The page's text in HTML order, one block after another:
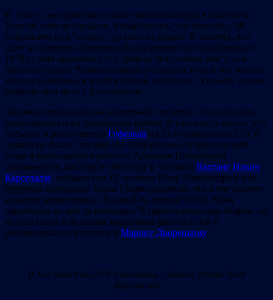
В 1984 г., уже работая в штабе чемпиона мира, я напомнил
Толе об этих материалах, и выяснилось, что первый, с 30
новинками под “злодея”, до него не дошёл. Я заметил, что
одну из новинок применил Полугаевский на Спартакиаде в
1979 г., хотя шахматист его уровня, безусловно, мог и сам
найти эту идею. Чемпиона мира это задело, и он в тот момент
захотел разобраться в детективной ситуации с утечкой, однако
впереди был матч с Каспаровым.
Завоевав признание как известный теоретик, стал получать
приглашения и на тренерскую работу. Я уже как-то писал, что
побывал в роли тренера Гуфельда на 33-м чемпионате CCCР,
однако не скажу, что мне это понравилось. В предыдущей
главе я рассказывал о работе с Аршаком Петросяном.
Запомнилось, как еще в 1962 году в Тбилиси Вахтанг Ильич
Карселадзе указывал на 12-летнюю Нану Александрия, как
будущую соперницу Ноны Гаприндашвили, что в тот момент
казалось немыслимым. В какой-то момент 1976г. Нана
обратилась ко мне за помощью. Я провел несколько сборов, но
не был готов к большим масштабам работы с ней и
рекомендовал обратиться к Марику Дворецкому.
В Кисловодске-1976 занимаюсь с Наной, рядом Леня
Верховский